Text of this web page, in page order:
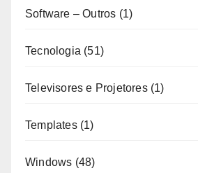
Software – Outros (1)
Tecnologia (51)
Televisores e Projetores(1)
Templates(1)
Windows (48)